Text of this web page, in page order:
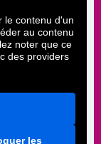
le contenu d'un
au contenu
noter que ce
des providers
les